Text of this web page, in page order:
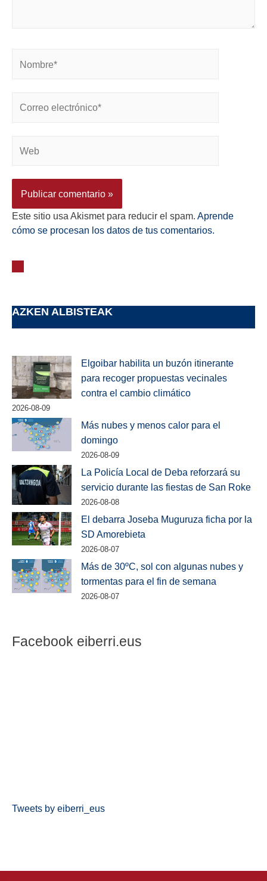
Este sitio usa Akismet para reducir el spam. Aprende
cómo se procesan los datos de tus comentarios.
AZKEN ALBISTEAK
Elgoibar habilita un buzón itinerante
para recoger propuestas vecinales
contra el cambio climático
2026-08-09
Más nubes y menos calor para el
domingo
2026-08-09
La Policía Local de Deba reforzará su
servicio durante las fiestas de San Roke
2026-08-08
El debarra Joseba Muguruza ficha por la
SD Amorebieta
2026-08-07
Más de 30ºC, sol con algunas nubes y
tormentas para el fin de semana
2026-08-07
Facebook eiberri.eus
Tweets by eiberri_eus